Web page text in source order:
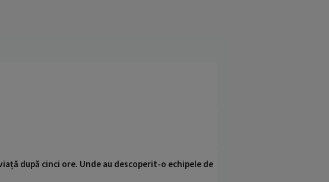
după cinci ore. Unde au descoperit-o echipele de